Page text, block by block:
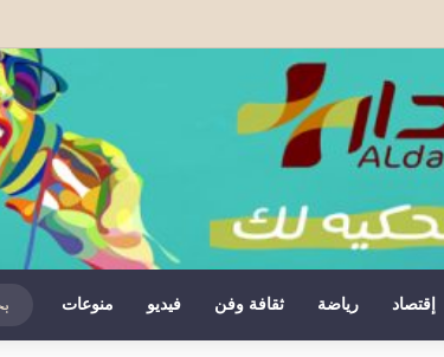
كأس السوبر الأوروبي
إقتصاد رياضة ثقافة وفن فيديو منوعات